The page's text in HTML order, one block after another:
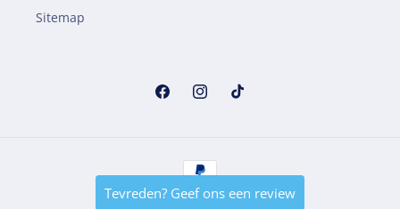
Sitemap
FacebookInstagramTikTok
Betaalmethoden
Tevreden? Geef ons een review